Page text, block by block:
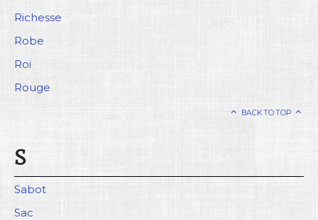
Richesse
Robe
Roi
Rouge
BACK TO TOP
S
Sabot
Sac